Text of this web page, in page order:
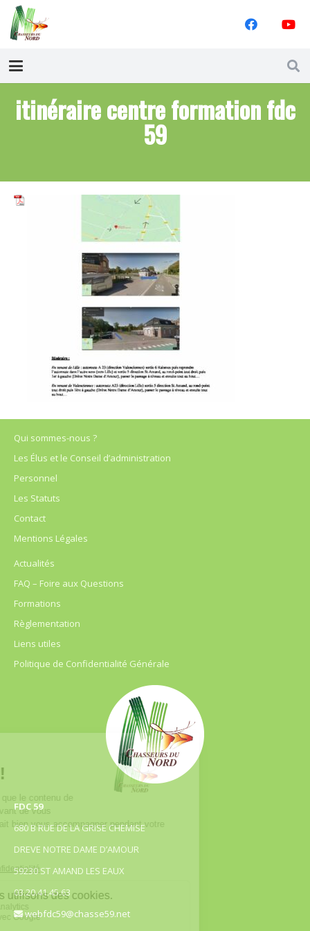
itinéraire centre formation fdc
59
Qui sommes-nous ?
Les Élus et le Conseil d’administration
Personnel
Les Statuts
Contact
Mentions Légales
Actualités
FAQ – Foire aux Questions
Formations
Règlementation
Liens utiles
Politique de Confidentialité Générale
FDC 59
680 B RUE DE LA GRISE CHEMISE
DREVE NOTRE DAME D’AMOUR
59230 ST AMAND LES EAUX
03.20.41.45.63
webfdc59@chasse59.net